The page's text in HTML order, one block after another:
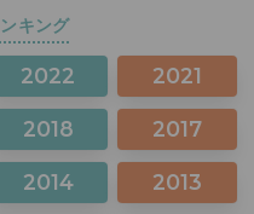
キング
2022 2021
2018 2017
2014 2013